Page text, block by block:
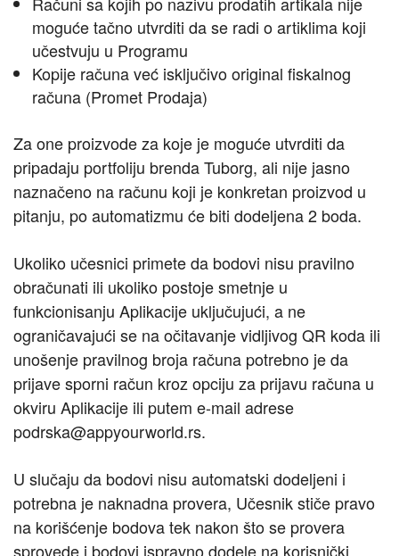
moguće tačno utvrditi da se radi o artiklima koji
učestvuju u Programu
Kopije računa već isključivo original fiskalnog
računa (Promet Prodaja)
Za one proizvode za koje je moguće utvrditi da
pripadaju portfoliju brenda Tuborg, ali nije jasno
naznačeno na računu koji je konkretan proizvod u
pitanju, po automatizmu će biti dodeljena 2 boda.
Ukoliko učesnici primete da bodovi nisu pravilno
obračunati ili ukoliko postoje smetnje u
funkcionisanju Aplikacije uključujući, a ne
ograničavajući se na očitavanje vidljivog QR koda ili
unošenje pravilnog broja računa potrebno je da
prijave sporni račun kroz opciju za prijavu računa u
okviru Aplikacije ili putem e-mail adrese
podrska@appyourworld.rs.
U slučaju da bodovi nisu automatski dodeljeni i
potrebna je naknadna provera, Učesnik stiče pravo
na korišćenje bodova tek nakon što se provera
sprovede i bodovi ispravno dodele na korisnički